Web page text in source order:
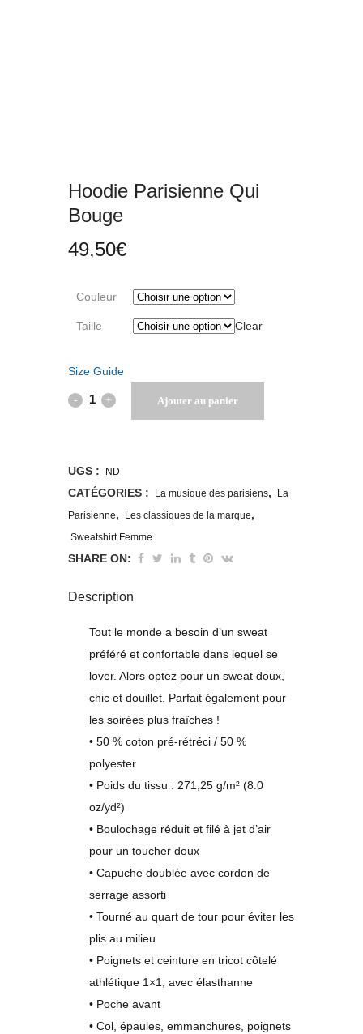
Hoodie Parisienne Qui
Bouge
49,50€
Couleur
Taille Clear
Size Guide
Hoodie
bouge
quantity
Ajouter au panier
UGS : ND
CATÉGORIES : La musique des parisiens,
La
Parisienne, Les classiques de la marque,
Sweatshirt Femme
SHARE ON:
Description
Tout le monde a besoin d’un sweat
préféré et confortable dans lequel se
lover. Alors optez pour un sweat doux,
chic et douillet. Parfait également pour
les soirées plus fraîches !
• 50 % coton pré-rétréci / 50 %
polyester
• Poids du tissu : 271,25 g/m² (8.0
oz/yd²)
• Boulochage réduit et filé à jet d’air
pour un toucher doux
• Capuche doublée avec cordon de
serrage assorti
• Tourné au quart de tour pour éviter les
plis au milieu
• Poignets et ceinture en tricot côtelé
athlétique 1×1, avec élasthanne
• Poche avant
• Col, épaules, emmanchures, poignets